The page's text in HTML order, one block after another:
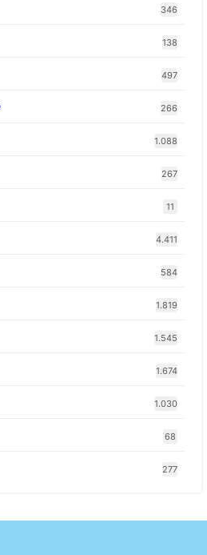
346
138
497
266
1.088
267
11
4.411
584
1.819
1.545
1.674
1.030
68
277